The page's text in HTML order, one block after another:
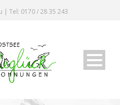
| Tel: 0170 / 28 35 243